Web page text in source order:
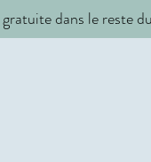
dans le reste